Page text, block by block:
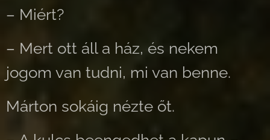
– Miért?
– Mert ott áll a ház, és nekem
jogom van tudni, mi van benne.
Márton sokáig nézte őt.